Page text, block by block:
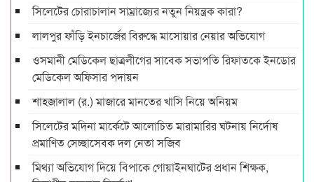
সিলেটের চোরাচালান সাম্রাজ্যের নতুন নিয়ন্ত্রক কারা?
লালপুর ফাঁড়ি ইনচার্জের বিরুদ্ধে মাসোয়ার নেয়ার অভিযোগ
ওসমানী মেডিকেল ছাত্রলীগের সাবেক সভাপতি রিফাতকে ইনডোর
মেডিকেল অফিসার পদায়ন
শাহজালাল (র.) মাজারে মানতের খাসি নিয়ে অনিয়ম
সিলেটের মদিনা মার্কেটে আলোচিত মারামারির ঘটনায় নির্দোষ
প্রমাণিত সেচ্ছাসেবক দল নেতা সজিব
মিথ্যা অভিযোগ দিয়ে বিপাকে গোয়াইনঘাটের প্রধান শিক্ষক,